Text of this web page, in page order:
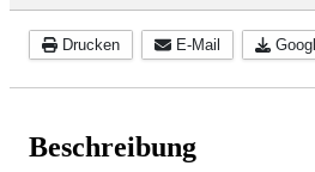
Drucken E-Mail
Beschreibung